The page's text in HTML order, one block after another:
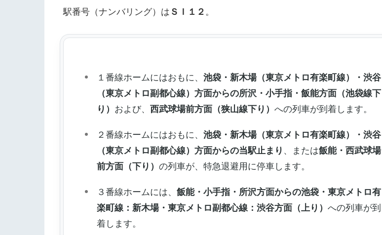
駅番号（ナンバリング）は ＳＩ１２ 。
１番線ホームにはおもに、池袋・新木場（東京メトロ有楽町線）・渋谷
（東京メトロ副都心線）方面からの所沢・小手指・飯能方面（池袋線下
り） および、西武球場前方面（狭山線下り）への列車が到着します。
２番線ホームにはおもに、池袋・新木場（東京メトロ有楽町線）・渋谷
（東京メトロ副都心線）方面からの当駅止まり 、または飯能・西武球場
前方面（下り）の列車が、特急退避用に停車します。
３番線ホームには、飯能・小手指・所沢方面からの池袋・東京メトロ有
楽町線：新木場・東京メトロ副都心線：渋谷方面（上り）への列車が到
着します。